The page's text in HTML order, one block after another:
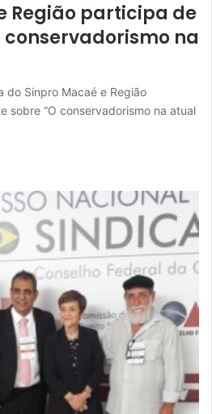
Região participa de
na
do Sinpro Macaé e Região
sobre “O conservadorismo na atual